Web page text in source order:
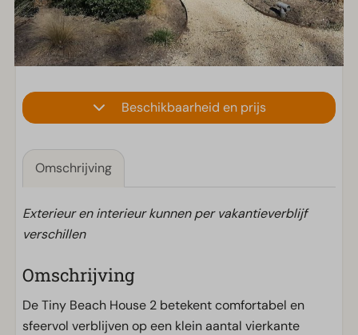
Beschikbaarheid en prijs
Omschrijving
Exterieur en interieur kunnen per vakantieverblijf
verschillen
Omschrijving
De Tiny Beach House 2 betekent comfortabel en
sfeervol verblijven op een klein aantal vierkante